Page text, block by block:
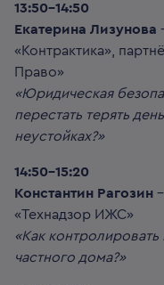
13:50-14:50
Екатерина Лизунова
«Контрактика»,
Право»
«Юридическая
перестать терять
неустойках?»
14:50-15:20
Константин Рагозин
«Технадзор ИЖС»
«Как контролировать
частного дома?»